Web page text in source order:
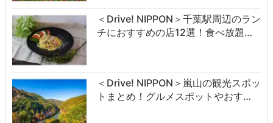
＜Drive! NIPPON＞千葉駅周辺のラン
チにおすすめの店12選！食べ放題…
＜Drive! NIPPON＞嵐山の観光スポッ
トまとめ！グルメスポットやおす…